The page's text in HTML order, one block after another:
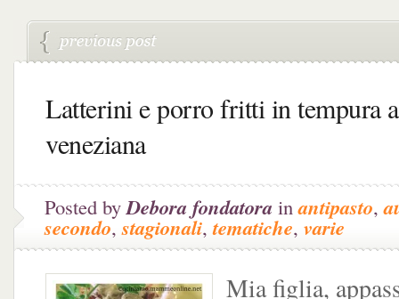
Latterini e porro fritti in tempura
veneziana
Posted byDebora fondatora inantipasto,
secondo,stagionali,tematiche, varie
Mia figlia,